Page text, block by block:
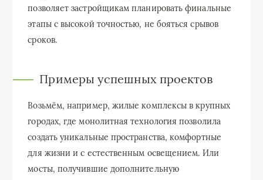
позволяет застройщикам планировать финальные
этапы с высокой точностью, не бояться срывов
сроков.
Примеры успешных проектов
Возьмём, например, жилые комплексы в крупных
городах, где монолитная технология позволила
создать уникальные пространства, комфортные
для жизни и с естественным освещением. Или
мосты, получившие дополнительную